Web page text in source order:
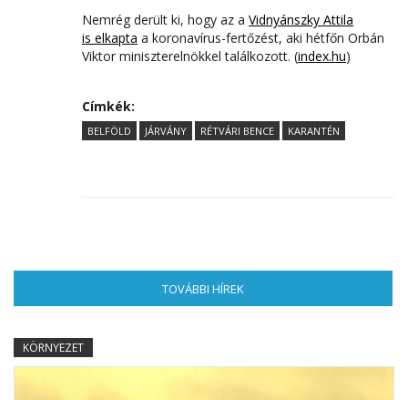
Nemrég derült ki, hogy az a Vidnyánszky Attila
is elkapta a koronavírus-fertőzést, aki hétfőn Orbán
Viktor miniszterelnökkel találkozott. (index.hu)
Címkék:
BELFÖLD JÁRVÁNY RÉTVÁRI BENCE KARANTÉN
TOVÁBBI HÍREK
KÖRNYEZET